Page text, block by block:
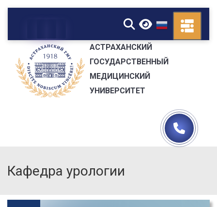
▼
АСТРАХАНСКИЙ
ГОСУДАРСТВЕННЫЙ
МЕДИЦИНСКИЙ
УНИВЕРСИТЕТ
Кафедра урологии